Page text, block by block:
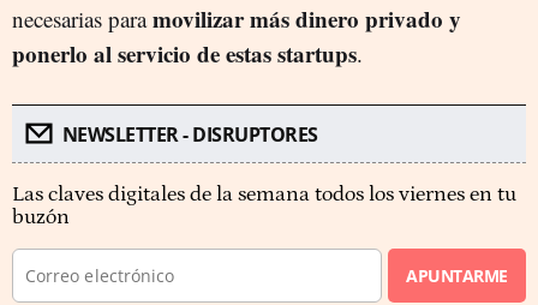
necesarias paramovilizar más dinero privado y
ponerlo al servicio de estas startups.
NEWSLETTER - DISRUPTORES
Las claves digitales de la semana todos los viernes en tu
buzón
APUNTARME